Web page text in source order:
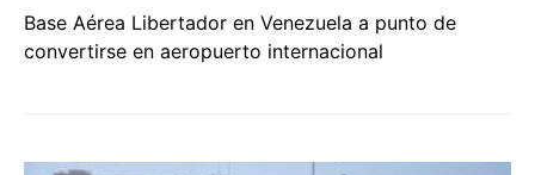
Base Aérea Libertador en Venezuela a punto de
convertirse en aeropuerto internacional